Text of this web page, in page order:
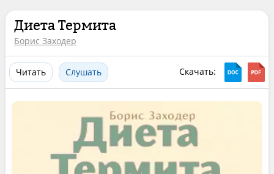
Диета Термита
Борис Заходер
Читать Слушать Скачать: